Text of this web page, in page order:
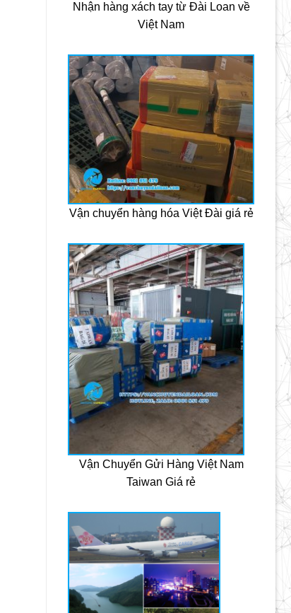
Nhận hàng xách tay từ Đài Loan về
Việt Nam
Vận chuyển hàng hóa Việt Đài giá rẻ
Vận Chuyển Gửi Hàng Việt Nam
Taiwan Giá rẻ